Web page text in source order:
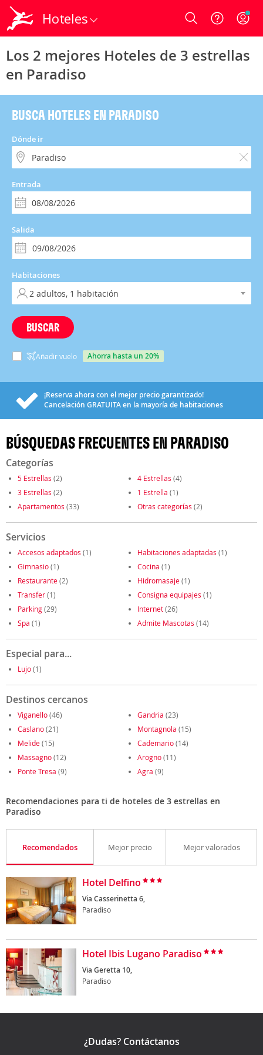
Hoteles Login
Los 2 mejores Hoteles de 3 estrellas
en Paradiso
BUSCA HOTELES EN PARADISO
Dónde ir
Entrada
Salida
Habitaciones
BUSCAR
Añadir vuelo ahorra hasta un 20%
¡Reserva ahora con el mejor precio garantizado!
Cancelación GRATUITAen la mayoría de habitaciones
BÚSQUEDAS FRECUENTES EN PARADISO
Categorías
5 Estrellas (2) 4 Estrellas (4)
3 Estrellas (2) 1 Estrella (1)
Apartamentos (33) Otras categorías (2)
Servicios
Accesos adaptados (1) Habitaciones adaptadas (1)
Gimnasio(1) Cocina (1)
Restaurante(2) Hidromasaje(1)
Transfer(1) Consigna equipajes (1)
Parking(29) Internet(26)
Spa (1) Admite Mascotas (14)
Especial para...
Lujo(1)
Destinos cercanos
Viganello(46) Gandria (23)
Caslano(21) Montagnola (15)
Melide(15) Cademario(14)
Massagno(12) Arogno(11)
Ponte Tresa (9) Agra (9)
Recomendaciones para ti de hoteles de 3 estrellas en
Paradiso
Recomendados Mejor precio Mejor valorados
Hotel Delfino
Via Casserinetta 6,
Paradiso
Hotel Ibis Lugano Paradiso
Via Geretta 10,
Paradiso
¿Dudas? Contáctanos